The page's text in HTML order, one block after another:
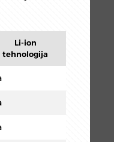
Li-ion
tehnologija